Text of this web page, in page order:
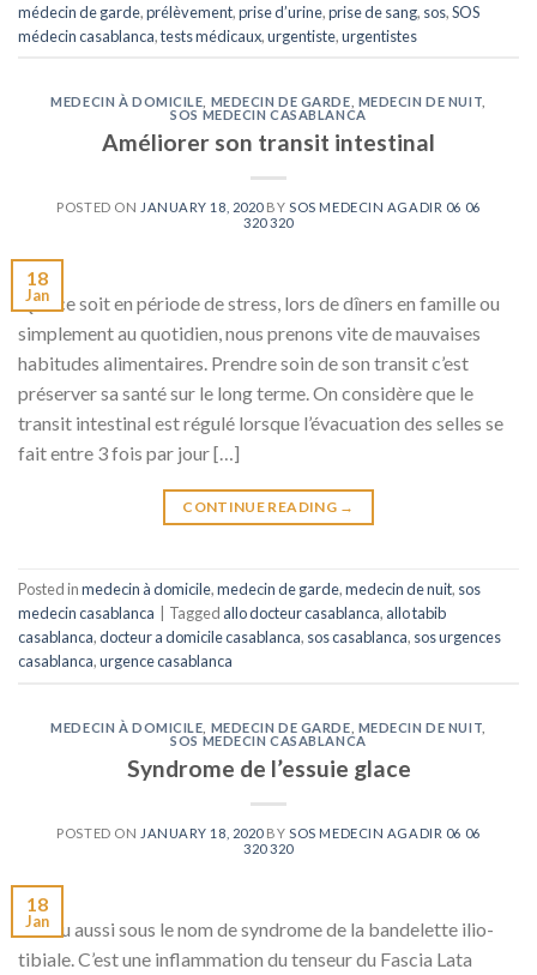
médecin de garde,prélèvement,prise d’urine,prise de sang, sos,SOS
médecin casablanca,tests médicaux,urgentiste,urgentistes
MEDECIN À DOMICILE MEDECIN DE GARDE MEDECIN DE NUIT
SOS MEDECIN CASABLANCA
Améliorer son transit intestinal
POSTED ON JANUARY 18, 2020BYSOS MEDECIN AGADIR 06 06
320 320
18
Jan
Que ce soit en période de stress, lors de dîners en famille ou
simplement au quotidien, nous prenons vite de mauvaises
habitudes alimentaires. Prendre soin de son transit c’est
préserver sa santé sur le long terme. On considère que le
transit intestinal est régulé lorsque l’évacuation des selles se
fait entre 3 fois par jour […]
CONTINUE READING →
Posted inmedecin à domicile,medecin de garde,medecin de nuit, sos
medecin casablanca
Tagged allo docteur casablanca, allo tabib
casablanca,docteur a domicile casablanca, sos casablanca, sos urgences
casablanca,urgence casablanca
MEDECIN À DOMICILE MEDECIN DE GARDE MEDECIN DE NUIT
SOS MEDECIN CASABLANCA
Syndrome de l’essuie glace
POSTED ON JANUARY 18, 2020BYSOS MEDECIN AGADIR 06 06
320 320
18
Jan
Connu aussi sous le nom de syndrome de la bandelette ilio-
tibiale. C’est une inflammation du tenseur du Fascia Lata